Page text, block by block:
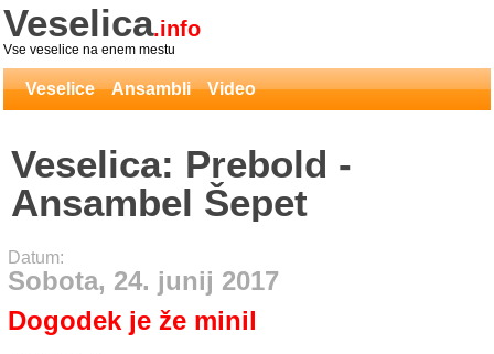
Veselica.info
Vse veselice na enem mestu
Veselice Ansambli Video
Veselica: Prebold -
Ansambel Šepet
Datum:
Sobota, 24. junij 2017
Dogodek je že minil